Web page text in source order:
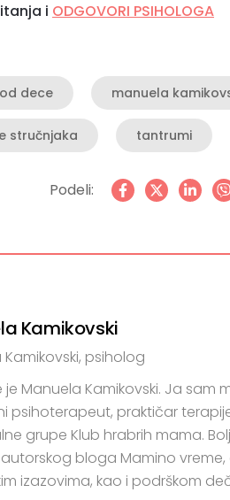
i ODGOVORI PSIHOLOGA
dece manuela
stručnjaka tantrumi
Podeli:
Kamikovski
psiholog
je Manuela Kamikovski. Ja sam
psihoterapeut, praktičar
grupe Klub hrabrih mama.
bloga Mamino
izazovima, kao i podrškom